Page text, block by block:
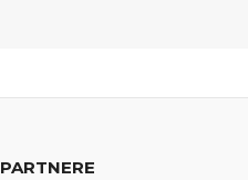
PARTNERE